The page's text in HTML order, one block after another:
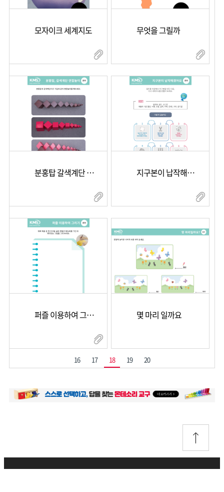
모자이크 세계지도 무엇을 그릴까
분홍탑 갈색계단 연합놀이 지구본이 납작해졌어요
퍼즐 이용하여 그리기 몇 마리 일까요
16 17 18 19 20